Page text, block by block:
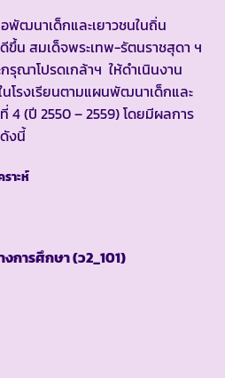
นาเด็กและเยาวชนในถิ่น
น สมเด็จพระเทพ-รัตนราชสุดา ฯ
รุณาโปรดเกล้าฯ ให้ดำเนินงาน
นโรงเรียนตามแผนพัฒนาเด็กและ
4 (ปี 2550 – 2559) โดยมีผลการ
งนี้
าะห์
งการศึกษา(ว2_101)